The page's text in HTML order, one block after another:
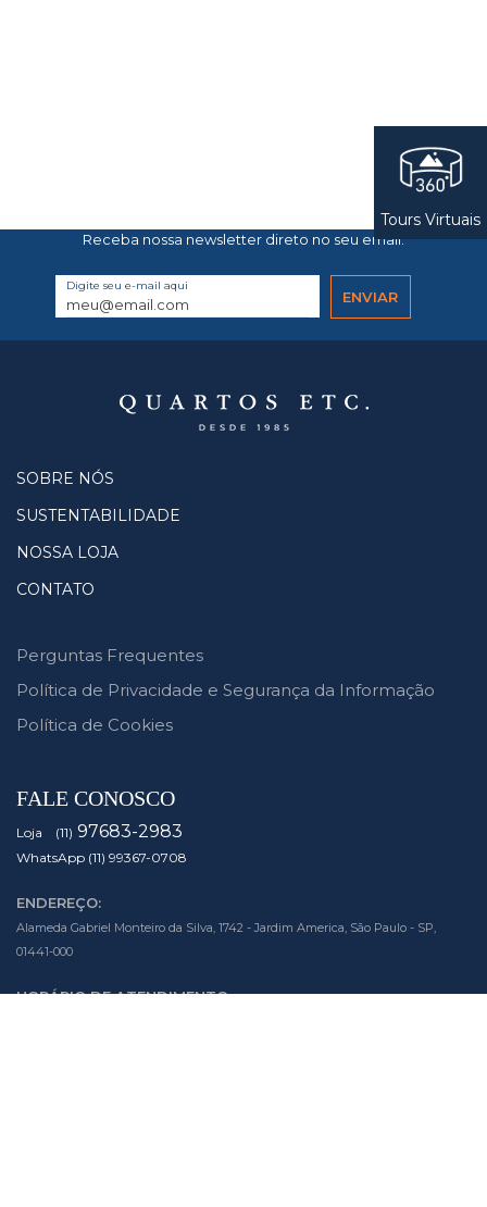
Receba nossa newsletter direto no seu email.
Digite seu e-mail aqui
SOBRE NÓS
SUSTENTABILIDADE
NOSSA LOJA
CONTATO
Perguntas Frequentes
Política de Privacidade e Segurança da Informação
Política de Cookies
FALE CONOSCO
Loja (11) 97683-2983
WhatsApp (11) 99367-0708
ENDEREÇO:
Alameda Gabriel Monteiro da Silva, 1742 - Jardim America, São Paulo - SP,
01441-000
HORÁRIO DE ATENDIMENTO:
Tours Virtuais